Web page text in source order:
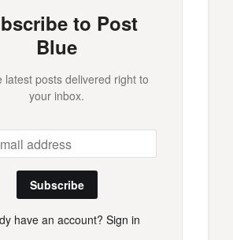
to Post
Blue
latest posts delivered right to
your inbox.
Subscribe
have an account? Sign in